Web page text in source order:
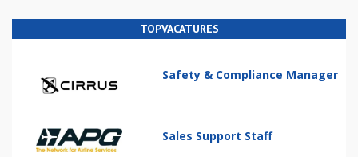
TOPVACATURES
Safety & Compliance Manager
Sales Support Staff